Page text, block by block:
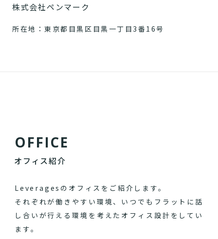
株式会社ペンマーク
所在地：東京都目黒区目黒一丁目3番16号
OFFICE
オフィス紹介
Leveragesのオフィスをご紹介します。
それぞれが働きやすい環境、いつでもフラットに話
し合いが行える環境を考えたオフィス設計をしてい
ます。